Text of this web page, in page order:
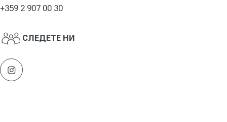
+359 2 907 00 30
СЛЕДЕТЕ НИ
Instagram